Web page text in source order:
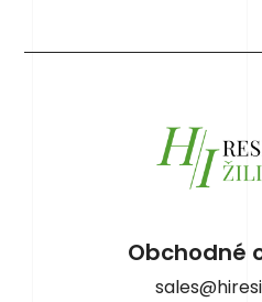
Obchodné